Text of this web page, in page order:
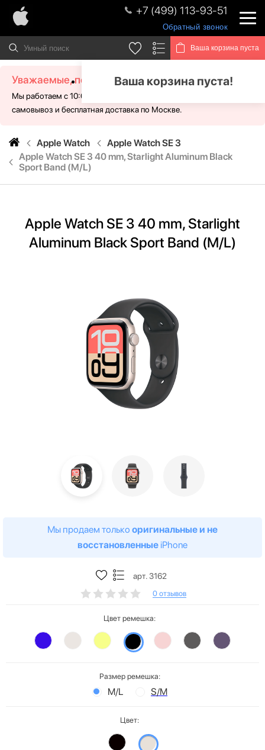
+7 (499) 113-93-51
Обратный звонок
Ваша корзина пуста
Ваша корзина пуста!
Уважаемые, посетители!
Мы работаем с 10:00 - 21:00 без выходных. Для Вас доступен
самовывоз и бесплатная доставка по Москве.
Apple Watch
Apple Watch SE 3
Apple Watch SE 3 40 mm, Starlight Aluminum Black
Sport Band (M/L)
Apple Watch SE 3 40 mm, Starlight
Aluminum Black Sport Band (M/L)
Мы продаем только оригинальные и не
восстановленные iPhone
арт. 3162
0 отзывов
Цвет ремешка:
Размер ремешка:
M/L S/M
Цвет: